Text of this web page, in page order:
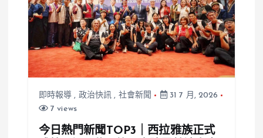
即時報導 , 政治快訊 , 社會新聞
31 7 月, 2026
7 views
今日熱門新聞TOP3｜西拉雅族正式